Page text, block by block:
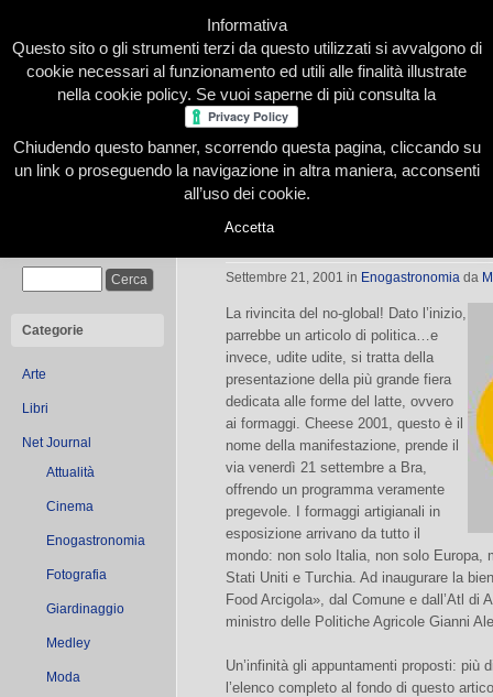
Home Presentazione Redazione Le nostre firme
Categorie
Arte
Libri
Net Journal
Attualità
Cinema
Enogastronomia
Fotografia
Giardinaggio
Medley
Moda
Cheese 2001
Settembre 21, 2001 in Enogastronomia da
La rivincita del no-global! Dato l’inizio,
parrebbe un articolo di politica…e
invece, udite udite, si tratta della
presentazione della più grande fiera
dedicata alle forme del latte, ovvero
ai formaggi. Cheese 2001, questo è il
nome della manifestazione, prende il
via venerdì 21 settembre a Bra,
offrendo un programma veramente
pregevole. I formaggi artigianali in
esposizione arrivano da tutto il
mondo: non solo Italia, non solo Europa,
Stati Uniti e Turchia. Ad inaugurare la
Food Arcigola», dal Comune e dall’Atl di
ministro delle Politiche Agricole Gianni
Un’infinità gli appuntamenti proposti: più
l’elenco completo al fondo di questo
Informativa
Questo sito o gli strumenti terzi da questo utilizzati si avvalgono di
cookie necessari al funzionamento ed utili alle finalità illustrate
nella cookie policy. Se vuoi saperne di più consulta la
Chiudendo questo banner, scorrendo questa pagina, cliccando su
un link o proseguendo la navigazione in altra maniera, acconsenti
all’uso dei cookie.
Accetta